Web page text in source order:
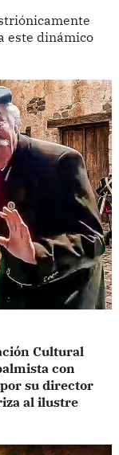
este dinámico
Cultural
con
su director
al ilustre